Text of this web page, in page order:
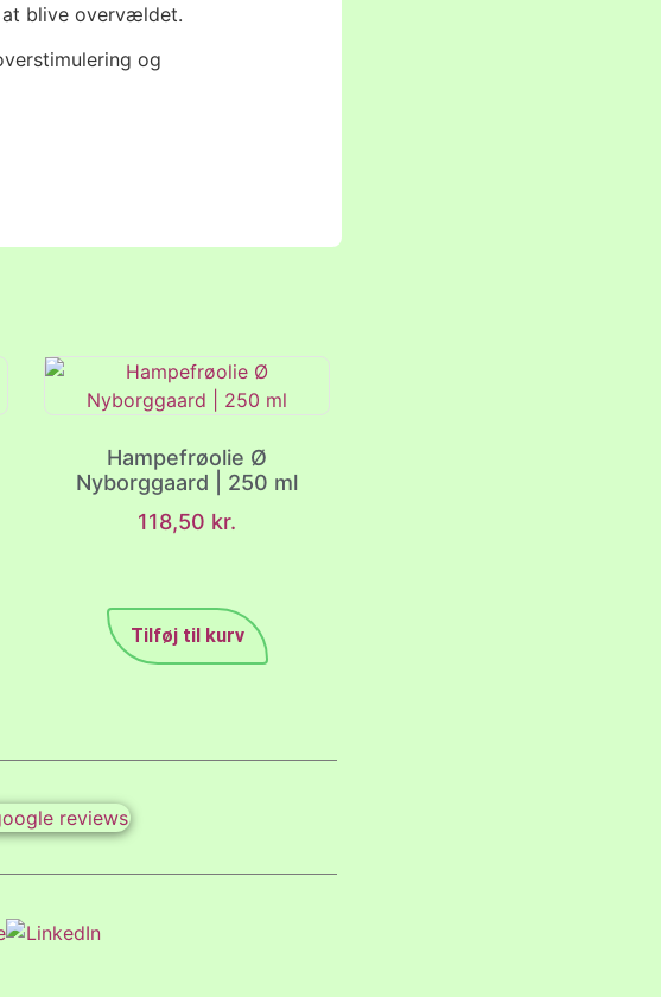
blive overvældet.
og
Hampefrøolie Ø
Nyborggaard | 250 ml
118,50 kr.
Tilføj til kurv